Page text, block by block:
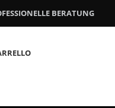
BERATUNG